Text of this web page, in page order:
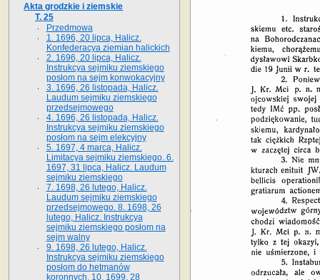
Akta grodzkie i ziemskie
T. 25
Przedmowa
1. 1696, 20 lipca, Halicz.
Konfederacya ziemian halickich
2. 1696, 20 lipca, Halicz.
Instrukcya sejmiku ziemskiego
posłom na sejm konwokacyjny
3. 1696, 26 listopada, Halicz.
Laudum sejmiku ziemskiego
przedsejmowego
4. 1696, 26 listopada, Halicz.
Instrukcya sejmiku ziemskiego
posłom na sejm elekcyjny
5. 1697, 4 marca, Halicz.
Limitacya sejmiku ziemskiego. 6.
1697, 31 lipca, Halicz. Laudum
sejmiku ziemskiego
7. 1698, 26 lutego, Halicz.
Laudum sejmiku ziemskiego
przedsejmowego. 8. 1698, 26
lutego, Halicz. Instrukcya
sejmiku ziemskiego posłom na
sejm walny
9. 1698, 26 lutego, Halicz.
Instrukcya sejmiku ziemskiego
posłom do hetmanów
koronnych. 10. 1699, 28